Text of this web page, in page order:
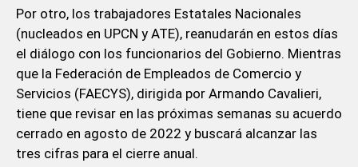
Por otro, los trabajadores Estatales Nacionales
(nucleados en UPCN y ATE), reanudarán en estos días
el diálogo con los funcionarios del Gobierno. Mientras
que la Federación de Empleados de Comercio y
Servicios (FAECYS), dirigida por Armando Cavalieri,
tiene que revisar en las próximas semanas su acuerdo
cerrado en agosto de 2022 y buscará alcanzar las
tres cifras para el cierre anual.